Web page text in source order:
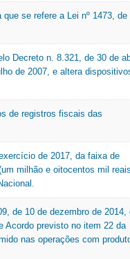
se refere a Lei nº 1473, de
Decreto n. 8.321, de 30 de
de 2007, e altera
de registros fiscais das
de 2017, da faixa de
milhão e oitocentos mil
de 10 de dezembro de 2014,
Acordo previsto no item 22 da
nas operações com